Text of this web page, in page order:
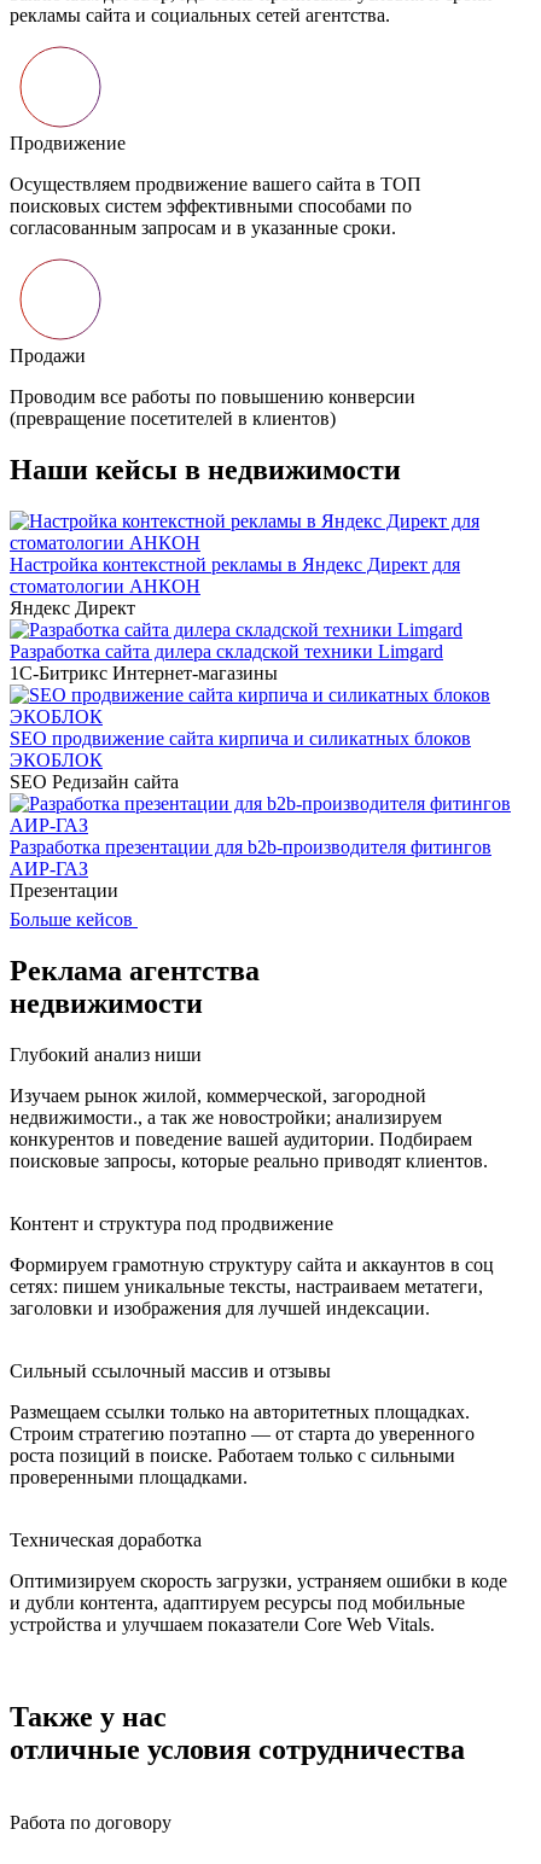
Наши кейсы в недвижимости
Настройка контекстной рекламы в Яндекс Директ для
стоматологии АНКОН
Яндекс Директ
Разработка сайта дилера складской техники Limgard
1С-Битрикс Интернет-магазины
SEO продвижение сайта кирпича и силикатных блоков
ЭКОБЛОК
SEO Редизайн сайта
Разработка презентации для b2b-производителя фитингов
АИР-ГАЗ
Презентации
Больше кейсов
Реклама агентства
недвижимости
Глубокий анализ ниши
Изучаем рынок жилой, коммерческой, загородной
недвижимости., а так же новостройки; анализируем
конкурентов и поведение вашей аудитории. Подбираем
поисковые запросы, которые реально приводят клиентов.
Контент и структура под продвижение
Формируем грамотную структуру сайта и аккаунтов в соц
сетях: пишем уникальные тексты, настраиваем метатеги,
заголовки и изображения для лучшей индексации.
Сильный ссылочный массив и отзывы
Размещаем ссылки только на авторитетных площадках.
Строим стратегию поэтапно — от старта до уверенного
роста позиций в поиске. Работаем только с сильными
проверенными площадками.
Техническая доработка
Оптимизируем скорость загрузки, устраняем ошибки в коде
и дубли контента, адаптируем ресурсы под мобильные
устройства и улучшаем показатели Core Web Vitals.
Также у нас
отличные условия сотрудничества
Работа по договору